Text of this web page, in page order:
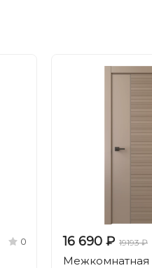
0 16 690 ₽ 19193 ₽
Межкомнатная